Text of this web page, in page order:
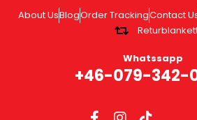
About UsBlogOrder TrackingContact
Whatssapp
+46-079-342-